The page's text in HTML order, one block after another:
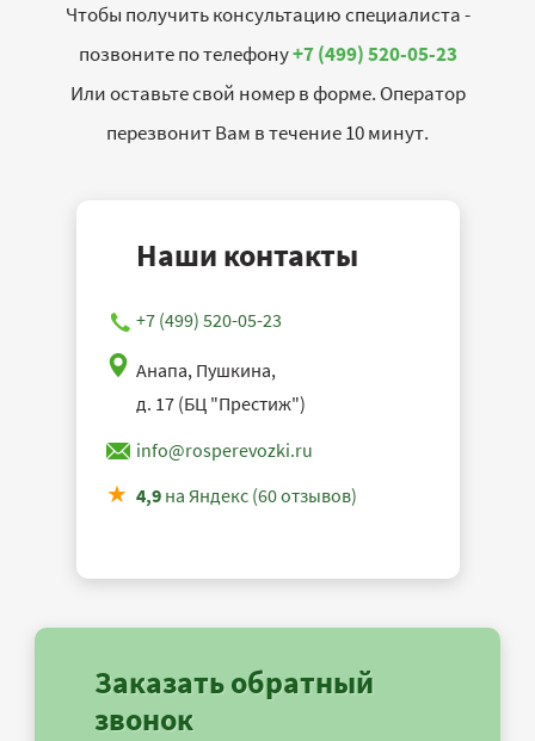
Чтобы получить консультацию специалиста -
позвоните по телефону+7 (499) 520-05-23
Или оставьте свой номер в форме. Оператор
перезвонит Вам в течение 10 минут.
Наши контакты
+7 (499) 520-05-23
Анапа, Пушкина,
д. 17 (БЦ "Престиж")
info@rosperevozki.ru
4,9на Яндекс (60 отзывов)
Заказать обратный
звонок